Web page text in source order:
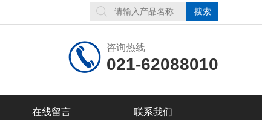
咨询热线
021-62088010
在线留言 联系我们